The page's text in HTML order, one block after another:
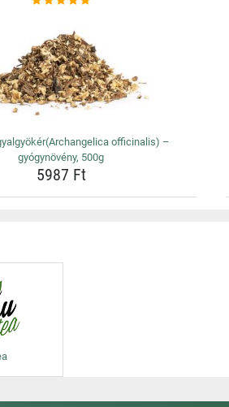
officinalis) –
gyógynövény, 500g
5987 Ft